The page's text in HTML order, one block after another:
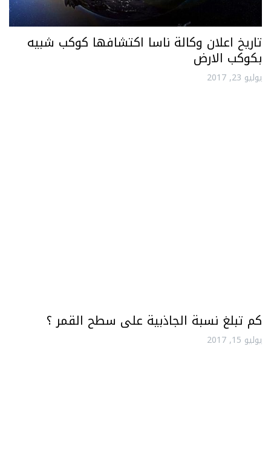
تاريخ اعلان وكالة ناسا اكتشافها كوكب شبيه
بكوكب الارض
يوليو 23, 2017
كم تبلغ نسبة الجاذبية على سطح القمر ؟
يوليو 15, 2017